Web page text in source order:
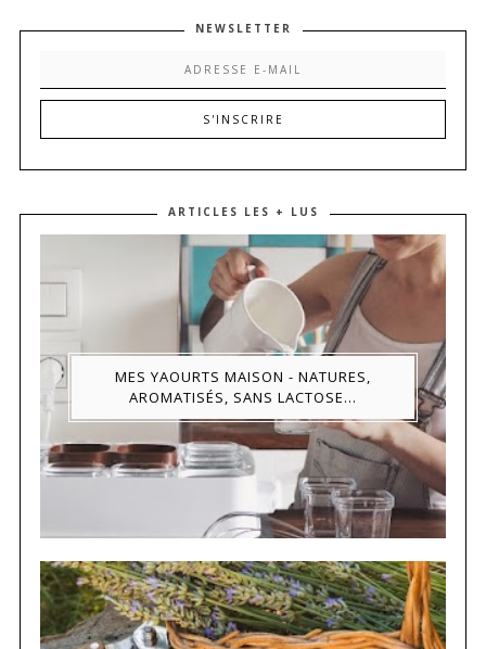
NEWSLETTER
ARTICLES LES + LUS
MES YAOURTS MAISON - NATURES,
AROMATISÉS, SANS LACTOSE...